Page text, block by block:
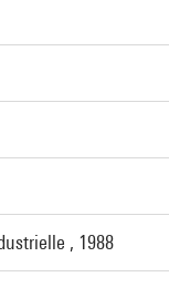
, 1988